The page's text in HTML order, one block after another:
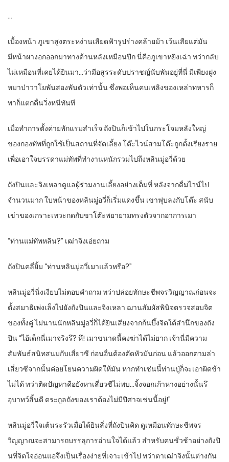
…
เบื้องหน้า ภูเขาสูงตระหง่านเสียดฟ้ารูปร่างคล้ายม้า เว้นเสียแต่มัน
มีหน้าผางอกออกมาทางด้านหลังเหมือนปีก นี่คือภูเขาหยิงเฉ่า ทว่ากลับ
ไม่เหมือนที่เคยได้ยินมา…ว่ามีอสูรระดับปราชญ์นับพันอยู่ที่นี่ มีเพียงฝูง
หมาป่าวาโยพันสองพันตัวเท่านั้น ซึ่งพอเห็นคบเพลิงของเหล่าทหารก็
พาก็แตกตื่นวิ่งหนีทันที
เมื่อทำการตั้งค่ายพักแรมสำเร็จ ถังปินก็เข้าไปในกระโจมหลังใหญ่
ของกองทัพที่ถูกใช้เป็นสถานที่จัดเลี้ยง โต๊ะไวน์สามโต๊ะถูกตั้งเรียงราย
เพื่อเอาใจบรรดาแม่ทัพที่ทำงานหนักรวมไปถึงหลินมู่อวี่ด้วย
ถังปินและจิงเหลาดูแลผู้ร่วมงานเลี้ยงอย่างเต็มที่ หลังจากดื่มไวน์ไป
จำนวนมาก ใบหน้าของหลินมู่อวี่ก็เริ่มแดงขึ้น เขาฟุบลงกับโต๊ะ สนับ
เข่าของเกราะเทวะกดกับขาโต๊ะพยายามทรงตัวจากอาการเมา
“ท่านแม่ทัพหลิน?” เฒ่าจิงเอ่ยถาม
ถังปินคลี่ยิ้ม “ท่านหลินมู่อวี่เมาแล้วหรือ?”
หลินมู่อวี่นิ่งเงียบไม่ตอบคำถาม ทว่าปล่อยทักษะชีพจรวิญญาณก่อนจะ
ตั้งสมาธิเพ่งเล็งไปยังถังปินและจิงเหลา ฌานสัมผัสพินิจตรวจสอบจิต
ของทั้งคู่ ไม่นานนักหลินมู่อวี่ก็ได้ยินเสียงจากก้นบึ้งจิตใต้สำนึกของถัง
ปิน “ไอ้เด็กนี่เมาจริงรึ? หึ! เมาขนาดนี้คงฆ่าได้ไม่ยาก เจ้านี่มีความ
สัมพันธ์สนิทสนมกับเสี่ยวซี ก่อนอื่นต้องตัดหัวมันก่อน แล้วออกตามล่า
เสี่ยวซีจากนั้นค่อยโยนความผิดให้มัน หากทำเช่นนี้ท่านปู่ก็จะเอาผิดข้า
ไม่ได้ ทว่าติดปัญหาคือยังหาเสี่ยวซีไม่พบ…จิ้งจอกเก้าหางอย่างนั้นรึ
อุบาทว์สิ้นดี ตระกูลถังของเราต้องไม่มีปีศาจเช่นนี้อยู่!”
หลินมู่อวี่ใจเต้นระรัวเมื่อได้ยินสิ่งที่ถังปินคิด ดูเหมือนทักษะชีพจร
วิญญาณจะสามารถบรรลุการอ่านใจได้แล้ว สำหรับคนชั่วช้าอย่างถังปิ
นที่จิตใจอ่อนแอจึงเป็นเรื่องง่ายที่เจาะเข้าไป ทว่าตาเฒ่าจิงนั้นต่างกัน